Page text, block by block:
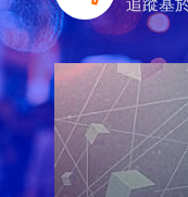
追蹤基